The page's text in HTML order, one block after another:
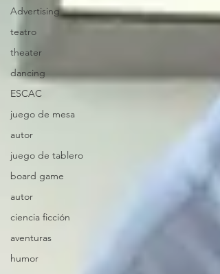
Advertising
teatro
theater
dancing
ESCAC
juego de mesa
autor
juego de tablero
board game
autor
ciencia ficción
aventuras
humor